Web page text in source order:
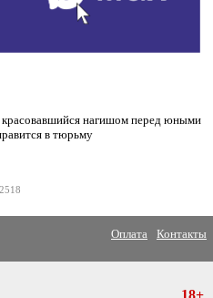
нагишом перед юными
в тюрьму
2518
Оплата Контакты
18+